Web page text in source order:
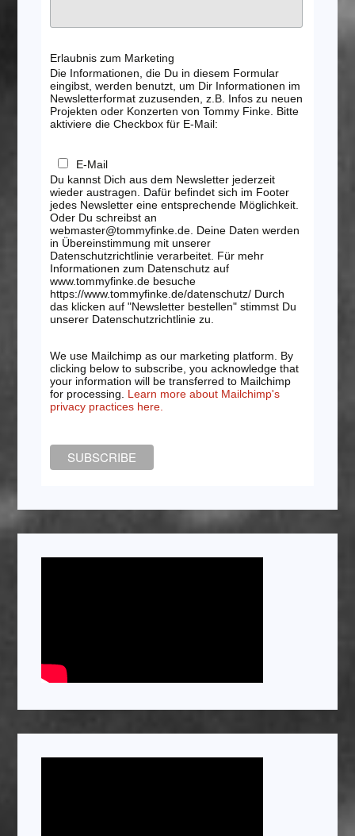
Erlaubnis zum Marketing
Die Informationen, die Du in diesem Formular
eingibst, werden benutzt, um Dir Informationen im
Newsletterformat zuzusenden, z.B. Infos zu neuen
Projekten oder Konzerten von Tommy Finke. Bitte
aktiviere die Checkbox für E-Mail:
E-Mail
Du kannst Dich aus dem Newsletter jederzeit
wieder austragen. Dafür befindet sich im Footer
jedes Newsletter eine entsprechende Möglichkeit.
Oder Du schreibst an
webmaster@tommyfinke.de. Deine Daten werden
in Übereinstimmung mit unserer
Datenschutzrichtlinie verarbeitet. Für mehr
Informationen zum Datenschutz auf
www.tommyfinke.de besuche
https://www.tommyfinke.de/datenschutz/ Durch
das klicken auf "Newsletter bestellen" stimmst Du
unserer Datenschutzrichtlinie zu.
We use Mailchimp as our marketing platform. By
clicking below to subscribe, you acknowledge that
your information will be transferred to Mailchimp
for processing. Learn more about Mailchimp's
privacy practices here.